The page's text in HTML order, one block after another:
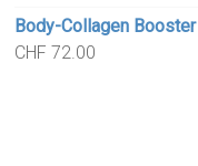
Body-Collagen Booster
CHF 72.00